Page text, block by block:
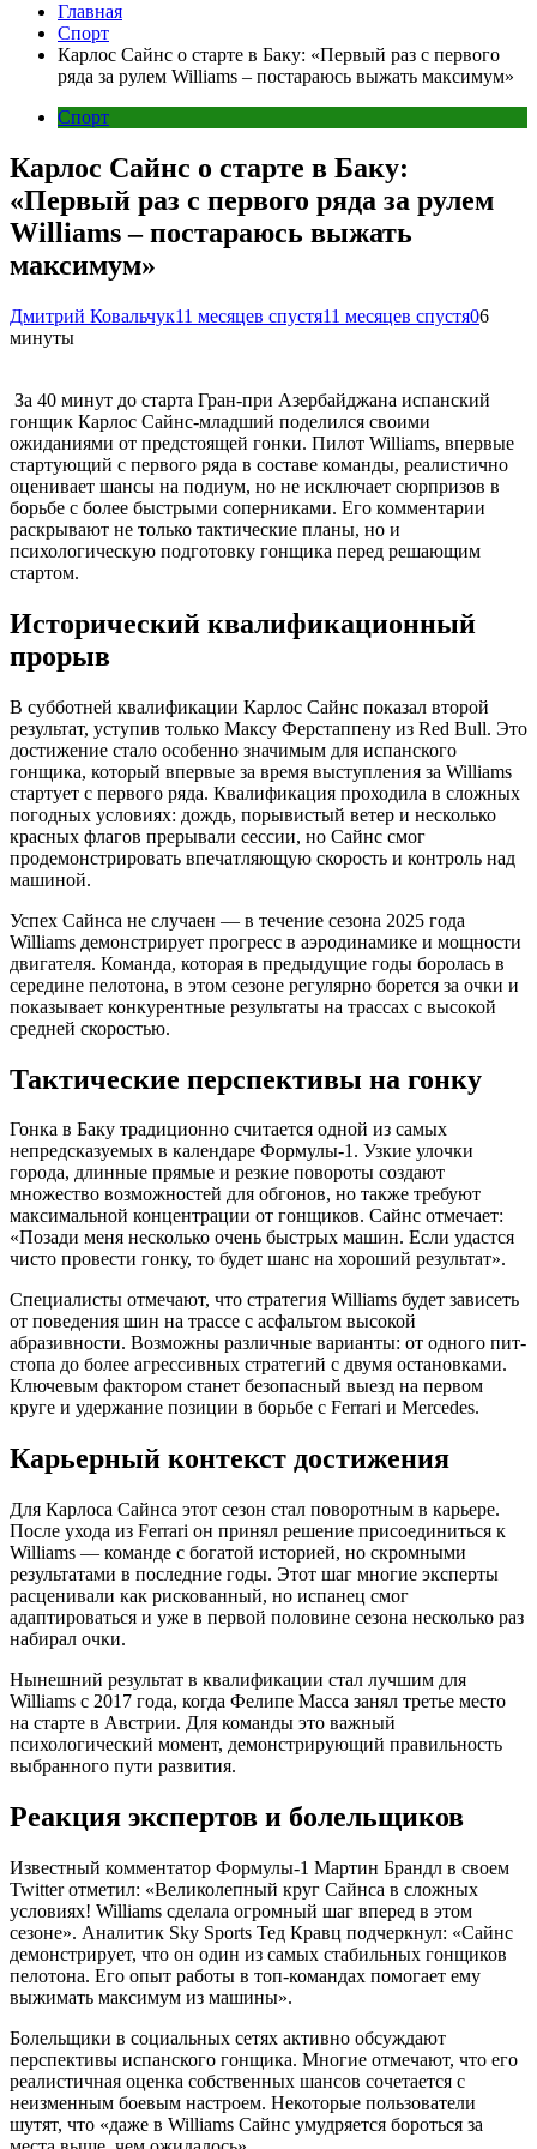
Главная
Спорт
Карлос Сайнс о старте в Баку: «Первый раз с первого
ряда за рулем Williams – постараюсь выжать максимум»
Спорт
Карлос Сайнс о старте в Баку:
«Первый раз с первого ряда за рулем
Williams – постараюсь выжать
максимум»
Дмитрий Ковальчук11 месяцев спустя11 месяцев спустя06
минуты
За 40 минут до старта Гран-при Азербайджана испанский
гонщик Карлос Сайнс-младший поделился своими
ожиданиями от предстоящей гонки. Пилот Williams, впервые
стартующий с первого ряда в составе команды, реалистично
оценивает шансы на подиум, но не исключает сюрпризов в
борьбе с более быстрыми соперниками. Его комментарии
раскрывают не только тактические планы, но и
психологическую подготовку гонщика перед решающим
стартом.
Исторический квалификационный
прорыв
В субботней квалификации Карлос Сайнс показал второй
результат, уступив только Максу Ферстаппену из Red Bull. Это
достижение стало особенно значимым для испанского
гонщика, который впервые за время выступления за Williams
стартует с первого ряда. Квалификация проходила в сложных
погодных условиях: дождь, порывистый ветер и несколько
красных флагов прерывали сессии, но Сайнс смог
продемонстрировать впечатляющую скорость и контроль над
машиной.
Успех Сайнса не случаен — в течение сезона 2025 года
Williams демонстрирует прогресс в аэродинамике и мощности
двигателя. Команда, которая в предыдущие годы боролась в
середине пелотона, в этом сезоне регулярно борется за очки и
показывает конкурентные результаты на трассах с высокой
средней скоростью.
Тактические перспективы на гонку
Гонка в Баку традиционно считается одной из самых
непредсказуемых в календаре Формулы-1. Узкие улочки
города, длинные прямые и резкие повороты создают
множество возможностей для обгонов, но также требуют
максимальной концентрации от гонщиков. Сайнс отмечает:
«Позади меня несколько очень быстрых машин. Если удастся
чисто провести гонку, то будет шанс на хороший результат».
Специалисты отмечают, что стратегия Williams будет зависеть
от поведения шин на трассе с асфальтом высокой
абразивности. Возможны различные варианты: от одного пит-
стопа до более агрессивных стратегий с двумя остановками.
Ключевым фактором станет безопасный выезд на первом
круге и удержание позиции в борьбе с Ferrari и Mercedes.
Карьерный контекст достижения
Для Карлоса Сайнса этот сезон стал поворотным в карьере.
После ухода из Ferrari он принял решение присоединиться к
Williams — команде с богатой историей, но скромными
результатами в последние годы. Этот шаг многие эксперты
расценивали как рискованный, но испанец смог
адаптироваться и уже в первой половине сезона несколько раз
набирал очки.
Нынешний результат в квалификации стал лучшим для
Williams с 2017 года, когда Фелипе Масса занял третье место
на старте в Австрии. Для команды это важный
психологический момент, демонстрирующий правильность
выбранного пути развития.
Реакция экспертов и болельщиков
Известный комментатор Формулы-1 Мартин Брандл в своем
Twitter отметил: «Великолепный круг Сайнса в сложных
условиях! Williams сделала огромный шаг вперед в этом
сезоне». Аналитик Sky Sports Тед Кравц подчеркнул: «Сайнс
демонстрирует, что он один из самых стабильных гонщиков
пелотона. Его опыт работы в топ-командах помогает ему
выжимать максимум из машины».
Болельщики в социальных сетях активно обсуждают
перспективы испанского гонщика. Многие отмечают, что его
реалистичная оценка собственных шансов сочетается с
неизменным боевым настроем. Некоторые пользователи
шутят, что «даже в Williams Сайнс умудряется бороться за